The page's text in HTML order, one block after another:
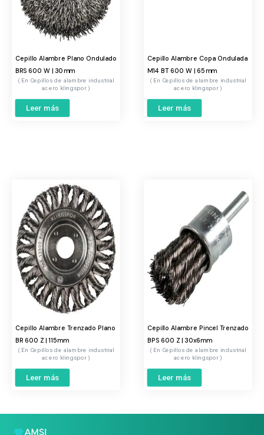
Cepillo Alambre Plano Ondulado
BRS 600 W | 30mm
Cepillos de alambre industrial
acero klingspor
Leer más
Cepillo Alambre Copa Ondulada
M14 BT 600 W | 65mm
Cepillos de alambre industrial
acero klingspor
Leer más
Cepillo Alambre Trenzado Plano
BR 600 Z | 115mm
Cepillos de alambre industrial
acero klingspor
Leer más
Cepillo Alambre Pincel Trenzado
BPS 600 Z | 30x6mm
Cepillos de alambre industrial
acero klingspor
Leer más